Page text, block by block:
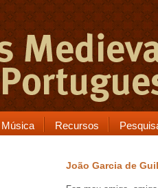
Música Recursos
João Garcia de